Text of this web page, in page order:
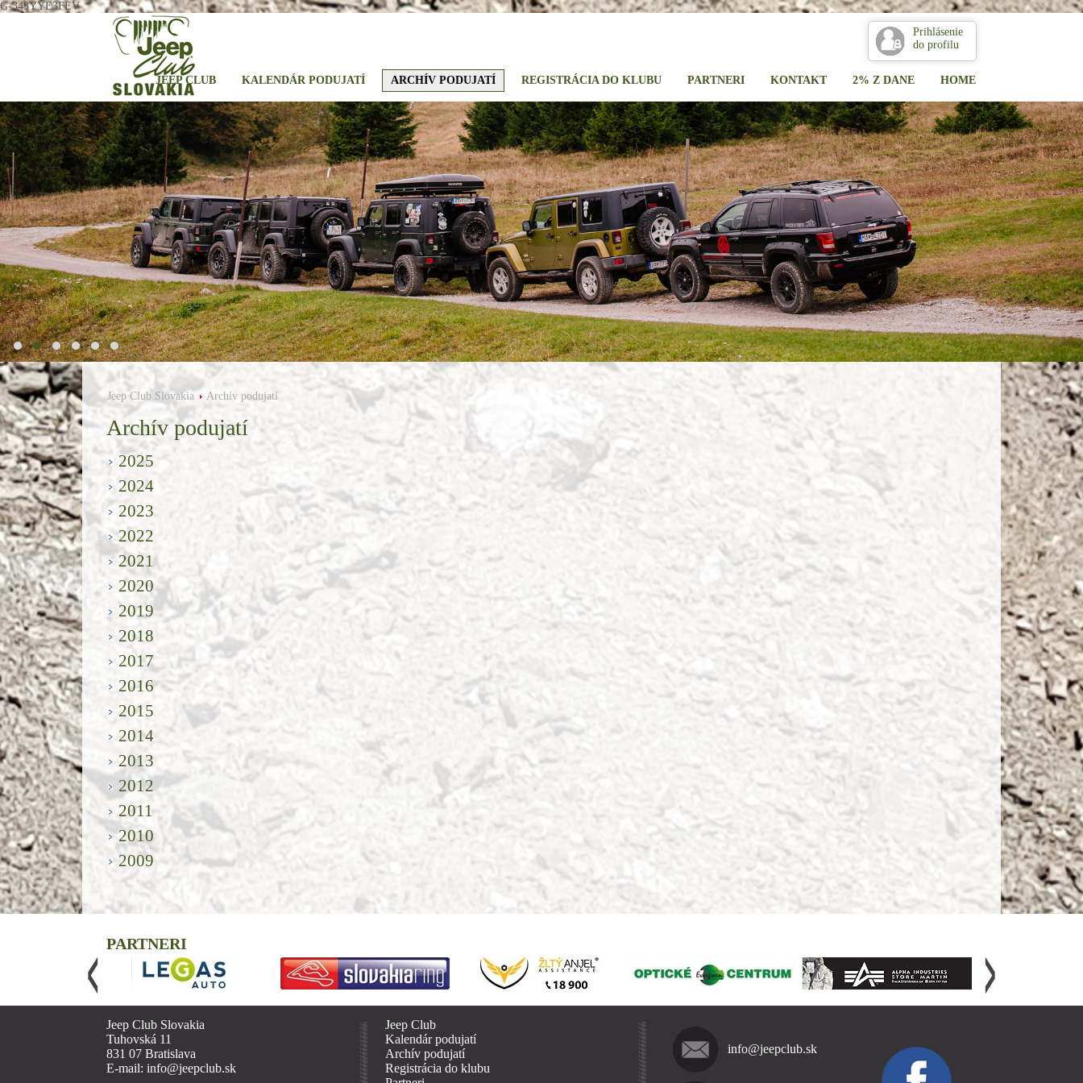
G-343YYE3FEV
JEEP CLUB KALENDÁR PODUJATÍ ARCHÍV PODUJATÍ REGISTRÁCIA DO KLUBU PARTNERI KONTAKT 2% Z DANE HOME
Prihlásenie
do profilu
Jeep Club Slovakia Archív podujatí
Archív podujatí
2025
2024
2023
2022
2021
2020
2019
2018
2017
2016
2015
2014
2013
2012
2011
2010
2009
PARTNERI
Jeep Club Slovakia
Tuhovská 11
831 07 Bratislava
E-mail: info@jeepclub.sk
Jeep Club
Kalendár podujatí
Archív podujatí
Registrácia do klubu
info@jeepclub.sk